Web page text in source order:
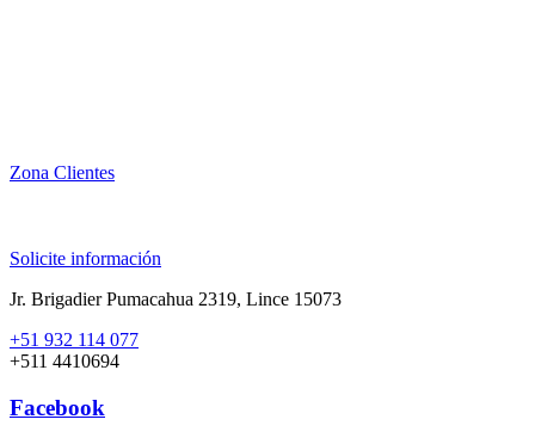
Zona Clientes
Solicite información
Jr. Brigadier Pumacahua 2319, Lince 15073
+51 932 114 077
+511 4410694
Facebook